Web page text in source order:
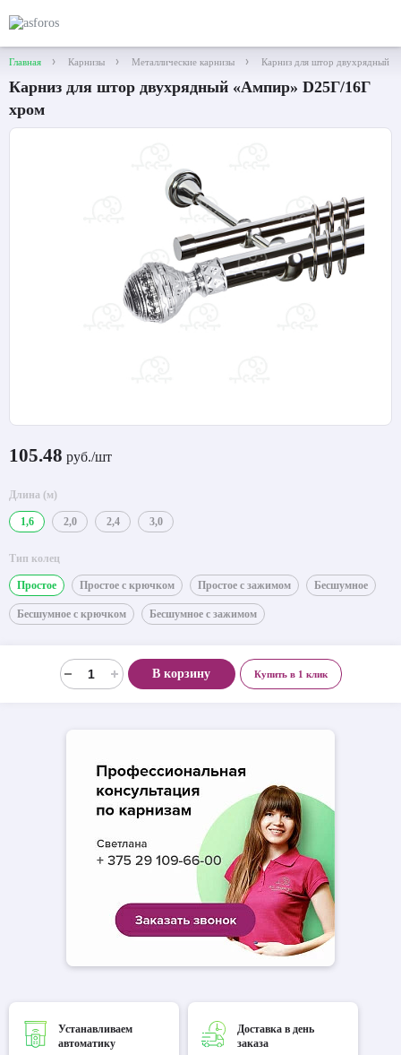
Главная Карнизы Металлические карнизы Карниз для штор двухрядный
Карниз для штор двухрядный «Ампир» D25Г/16Г
хром
105.48 руб./шт
Длина (м)
1,6 2,0 2,4 3,0
Тип колец
Простое Простое с крючком Простое с зажимом Бесшумное
Бесшумное с крючком Бесшумное с зажимом
В корзину Купить в 1 клик
Устанавливаем
автоматику
Доставка в день
заказа